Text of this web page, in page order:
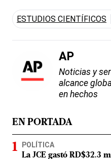
ESTUDIOS CIENTÍFICOS
AP
Noticias y
alcance
en hechos
EN PORTADA
POLÍTICA
La JCE gastó RD$32.3